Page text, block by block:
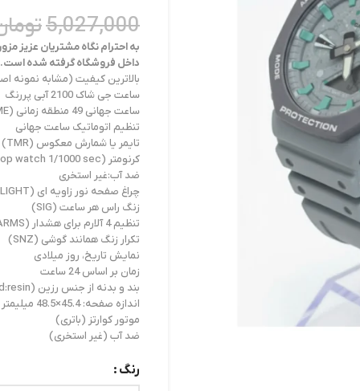
5,027,000
به احترام نگاه مشتریان عزیز
داخل فروشگاه گرفته شده است.
بالاترین کیفیت (مشابه نمونه
ساعت جی شاک 2100 آبی پررنگ
ساعت جهانی 49 منطقه زمانی (WORD TIME)
تنظیم اتوماتیک ساعت جهانی
تایمر یا شمارش معکوس (TMR)
کرنومتر (stop watch 1/1000 sec)
ضد آب:غیر استخری
چراغ صفحه نور زاویه ای (AUTO LIGHT)
زنگ راس هر ساعت (SIG)
تنظیم 4 آلارم برای هشدار (4ALARMS)
تکرار زنگ همانند گوشی (SNZ)
نمایش تاریخ، روز میلادی
زمان بر اساس 24 ساعت
بند و بدنه از جنس رزین (band:resin)
اندازه صفحه: 45.4×48.5 میلیمتر
موتور کوارتز (باتری)
ضد آب (غیر استخری)
رنگ